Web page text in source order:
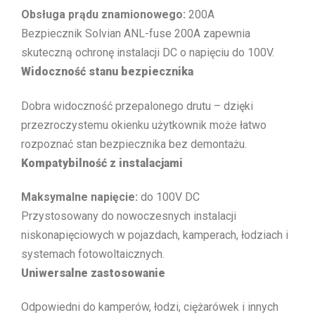
Obsługa prądu znamionowego: 200A
Bezpiecznik Solvian ANL-fuse 200A zapewnia
skuteczną ochronę instalacji DC o napięciu do 100V.
Widoczność stanu bezpiecznika
Dobra widoczność przepalonego drutu – dzięki
przezroczystemu okienku użytkownik może łatwo
rozpoznać stan bezpiecznika bez demontażu.
Kompatybilność z instalacjami
Maksymalne napięcie: do 100V DC
Przystosowany do nowoczesnych instalacji
niskonapięciowych w pojazdach, kamperach, łodziach i
systemach fotowoltaicznych.
Uniwersalne zastosowanie
Odpowiedni do kamperów, łodzi, ciężarówek i innych